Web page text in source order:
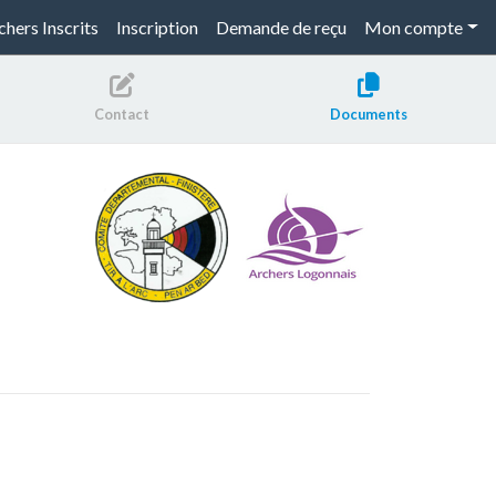
Inscrits Inscription Demande de reçu Mon compte
Contact Documents